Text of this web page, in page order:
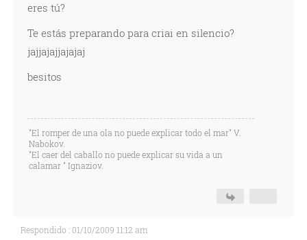
eres tú?
Te estás preparando para criai en silencio?
jajjajajjajajaj
besitos
"El romper de una ola no puede explicar todo el mar" V.
Nabokov.
"El caer del caballo no puede explicar su vida a un
calamar " Ignaziov.
Respondido : 01/10/2009 11:12 am